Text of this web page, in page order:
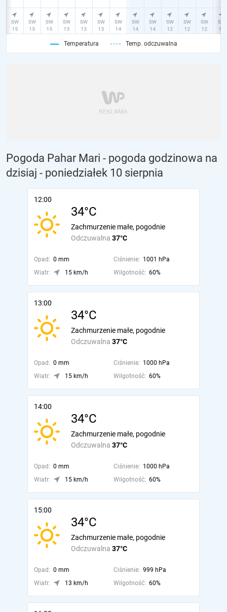
Temperatura Temp. odczuwalna
Pogoda Pahar Mari - pogoda godzinowa na
dzisiaj - poniedziałek 10 sierpnia
12:00
34°C
Odczuwalna 37°C
Zachmurzenie małe, pogodnie
Opad: 0 mm Ciśnienie: 1001 hPa
Wiatr:
15 km/h Wilgotność: 60%
13:00
34°C
Odczuwalna 37°C
Zachmurzenie małe, pogodnie
Opad: 0 mm Ciśnienie: 1000 hPa
Wiatr:
15 km/h Wilgotność: 60%
14:00
34°C
Odczuwalna 37°C
Zachmurzenie małe, pogodnie
Opad: 0 mm Ciśnienie: 1000 hPa
Wiatr:
15 km/h Wilgotność: 60%
15:00
34°C
Odczuwalna 37°C
Zachmurzenie małe, pogodnie
Opad: 0 mm Ciśnienie: 999 hPa
Wiatr:
13 km/h Wilgotność: 60%